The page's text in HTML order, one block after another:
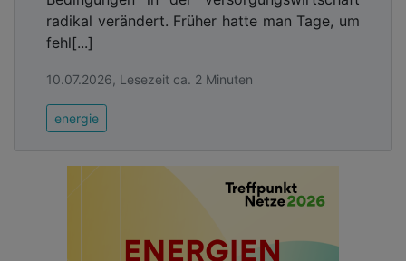
radikal verändert. Früher hatte man Tage, um
fehl[...]
10.07.2026, Lesezeit ca. 2 Minuten
energie